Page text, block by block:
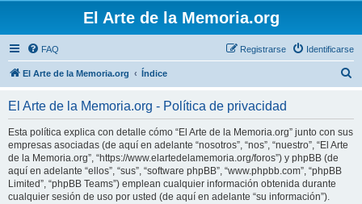
El Arte de la Memoria.org
FAQ Identificarse
Registrarse
El Arte de la Memoria.org Índice
El Arte de la Memoria.org - Política de privacidad
Esta política explica con detalle cómo “El Arte de la Memoria.org” junto con sus
empresas asociadas (de aquí en adelante “nosotros”, “nos”, “nuestro”, “El Arte
de la Memoria.org”, “https://www.elartedelamemoria.org/foros”) y phpBB (de
aquí en adelante “ellos”, “sus”, “software phpBB”, “www.phpbb.com”, “phpBB
Limited”, “phpBB Teams”) emplean cualquier información obtenida durante
cualquier sesión de uso por usted (de aquí en adelante “su información”).